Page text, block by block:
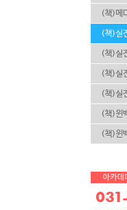
(책)메
(책)실
(책)실
(책)실
(책)실
(책)윈
(책)윈
아카데